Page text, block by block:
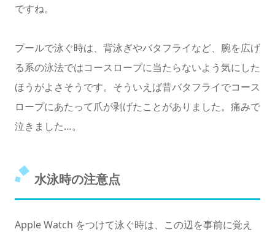
ですね。
プールで泳ぐ時は、背泳ぎやバタフライなど、腕を広げ
る系の泳法ではコースロープに当たらないよう気にした
ほうがよさそうです。そういえば昔バタフライでコース
ロープにあたって爪が剥げたことがありました。痛みで
泣きました…。
水泳時の注意点
Apple Watch をつけて泳ぐ時は、この辺を事前に覚え